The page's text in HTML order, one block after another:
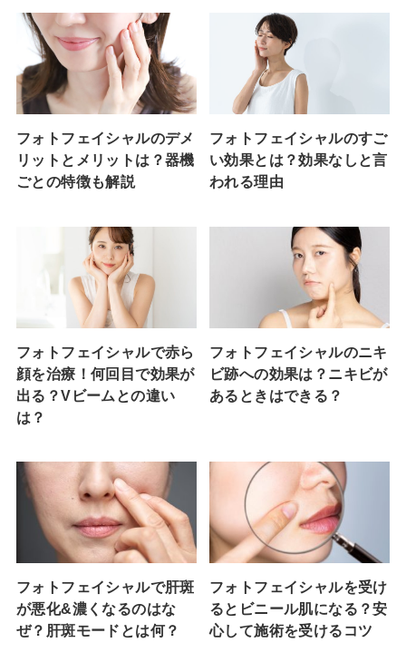
フォトフェイシャルのデメ
リットとメリットは？器機
ごとの特徴も解説
フォトフェイシャルのすご
い効果とは？効果なしと言
われる理由
フォトフェイシャルで赤ら
顔を治療！何回目で効果が
出る？Vビームとの違い
は？
フォトフェイシャルのニキ
ビ跡への効果は？ニキビが
あるときはできる？
フォトフェイシャルで肝斑
が悪化&濃くなるのはな
ぜ？肝斑モードとは何？
フォトフェイシャルを受け
るとビニール肌になる？安
心して施術を受けるコツ